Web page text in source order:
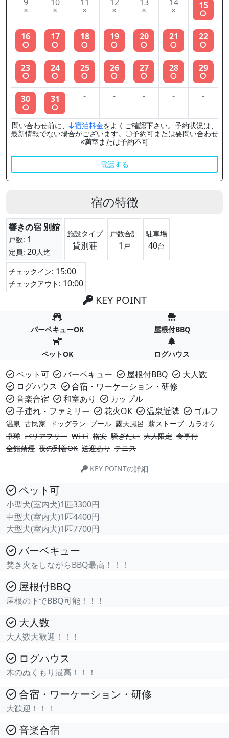
× × × × × × 15
○
16
○
17
○
18
○
19
○
20
○
21
○
22
○
23
○
24
○
25
○
26
○
27
○
28
○
29
○
30
○
31
○
- - - - -
問い合わせ前に、 宿泊料金をよくご確認下さい。予約状況は、
最新情報でない場合がございます。〇予約可または要問い合わせ
×満室または予約不可
電話する
宿の特徴
響きの宿 別館
戸数: 1
定員: 20人迄
施設タイプ
貸別荘
戸数合計
1 戸
駐車場
40台
チェックイン: 15:00
チェックアウト: 10:00
KEY POINT
バーベキューOK 屋根付BBQ
ペットOK ログハウス
ペット可 バーベキュー 屋根付BBQ
大人数
ログハウス
合宿・ワーケーション・研修
音楽合宿
和室あり
カップル
子連れ・ファミリー
花火OK 温泉近隣 ゴルフ
温泉 古民家 ドッグラン プール 露天風呂 薪ストーブ カラオケ
卓球 バリアフリー Wi-Fi 格安 騒ぎたい 大人限定 食事付
全館禁煙 夜の到着OK 送迎あり テニス
KEY POINTの詳細
ペット可
小型犬(室内犬)1匹3300円
中型犬(室内犬)1匹4400円
大型犬(室内犬)1匹7700円
バーベキュー
焚き火をしながらBBQ最高！！！
屋根付BBQ
屋根の下でBBQ可能！！！
大人数
大人数大歓迎！！！
ログハウス
木のぬくもり最高！！！
合宿・ワーケーション・研修
大歓迎！！！
音楽合宿